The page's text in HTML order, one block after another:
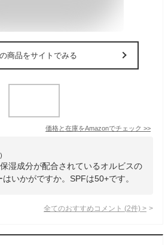
商品をサイトでみる
価格と在庫をAmazonでチェック >>
湿成分が配合されているオルビスの
いかがですか。SPFは50+です。
全てのおすすめコメント (2件) >